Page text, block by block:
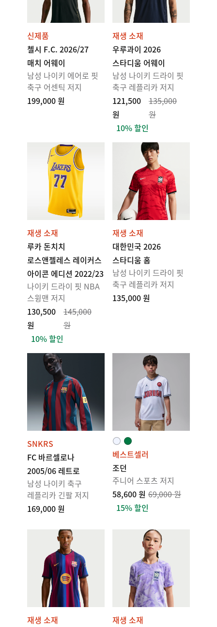
신제품
첼시 F.C. 2026/27
매치 어웨이
남성 나이키 에어로 핏
축구 어센틱 저지
199,000 원
재생 소재
우루과이 2026
스타디움 어웨이
남성 나이키 드라이 핏
축구 레플리카 저지
121,500
원
135,000
원
10% 할인
재생 소재
루카 돈치치
로스앤젤레스 레이커스
아이콘 에디션 2022/23
나이키 드라이 핏 NBA
스윙맨 저지
130,500
원
145,000
원
10% 할인
재생 소재
대한민국 2026
스타디움 홈
남성 나이키 드라이 핏
축구 레플리카 저지
135,000 원
SNKRS
FC 바르셀로나
2005/06 레트로
남성 나이키 축구
레플리카 긴팔 저지
169,000 원
베스트셀러
조던
주니어 스포츠 저지
58,600 원 69,000 원
15% 할인
재생 소재
재생 소재